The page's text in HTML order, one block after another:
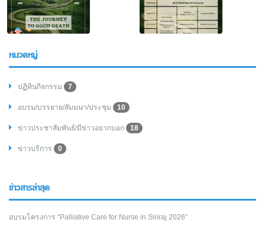
หมวดหมู่
ปฏิทินกิจกรรม 7
อบรม/บรรยาย/สัมมนา/ประชุม 10
ข่าวประชาสัมพันธ์/มีข่าวอยากบอก 18
ข่าวบริการ 0
ข่าวสารล่าสุด
อบรมโครงการ “Palliative Care for Nurse in Siriraj 2026”